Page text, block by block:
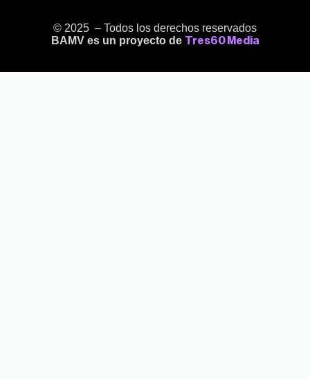
© 2025 – Todos los derechos reservados
BAMV es un proyecto de Tres60 Media